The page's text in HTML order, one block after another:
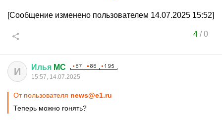
[Сообщение изменено пользователем 14.07.2025 15:52]
4/0
И Илья MC
15:57, 14.07.2025
От пользователя news@e1.ru
Теперь можно гонять?